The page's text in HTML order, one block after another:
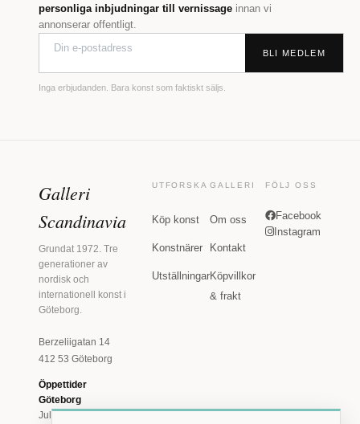
personliga inbjudningar till vernissage innan vi
annonserar offentligt.
BLI MEDLEM
Inga erbjudanden. Bara konst som faktiskt säljs.
Galleri
Scandinavia
Grundat 1972. Tre
generationer av
nordisk och
internationell konst i
Göteborg.
Berzeliigatan 14
412 53 Göteborg
Öppettider
Göteborg
Juli: Tis 11-18 · Lör
UTFORSKA
Köp konst
Konstnärer
Utställningar
GALLERI
Om oss
Kontakt
Köpvillkor
& frakt
FÖLJ OSS
Facebook
Instagram